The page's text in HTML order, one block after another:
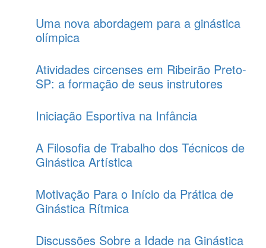
Uma nova abordagem para a ginástica
olímpica
Atividades circenses em Ribeirão Preto-
SP: a formação de seus instrutores
Iniciação Esportiva na Infância
A Filosofia de Trabalho dos Técnicos de
Ginástica Artística
Motivação Para o Início da Prática de
Ginástica Rítmica
Discussões Sobre a Idade na Ginástica